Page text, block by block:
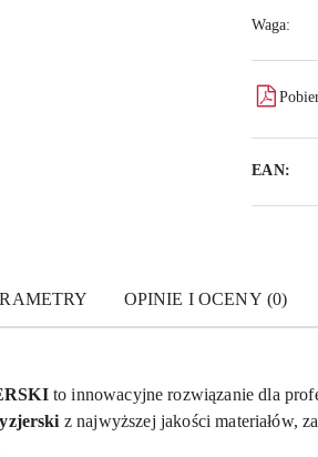
Waga:
EAN:
OPINIE I OCENY (0)
to innowacyjne rozwiązanie dla
z najwyższej jakości materiałów,